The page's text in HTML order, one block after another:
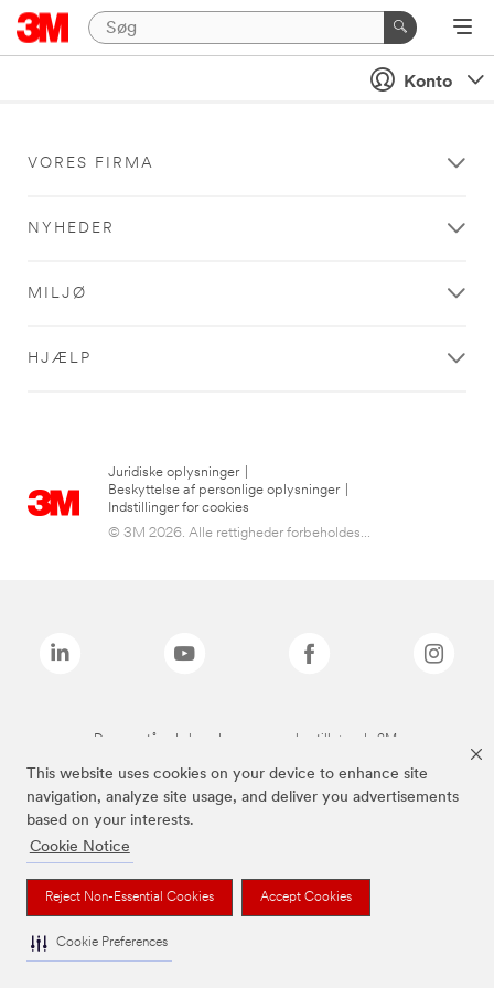
This website uses cookies on your device to enhance site
navigation, analyze site usage, and deliver you advertisements
based on your interests.
Cookie Notice
Reject Non-Essential Cookies Accept Cookies
Cookie Preferences
Konto
VORES FIRMA
NYHEDER
MILJØ
HJÆLP
Juridiske oplysninger
Beskyttelse af personlige oplysninger
Indstillinger for cookies
© 3M 2026. Alle rettigheder forbeholdes...
De ovenstående brands er varemærker tilhørende 3M.